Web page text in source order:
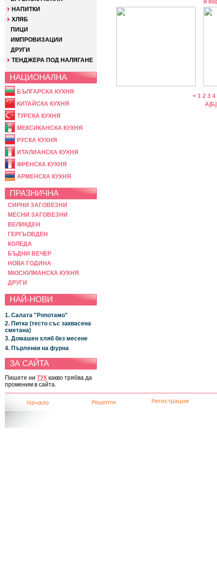
НАПИТКИ
ХЛЯБ
ПИЦИ
ИМПРОВИЗАЦИИ
ДРУГИ
ТЕНДЖЕРА ПОД НАЛЯГАНЕ
НАЦИОНАЛНА
БЪЛГАРСКА КУХНЯ
КИТАЙСКА КУХНЯ
ТУРСКА КУХНЯ
МЕКСИКАНСКА КУХНЯ
РУСКА КУХНЯ
ИТАЛИАНСКА КУХНЯ
ФРЕНСКА КУХНЯ
АРМЕНСКА КУХНЯ
ПРАЗНИЧНА
СИРНИ ЗАГОВЕЗНИ
МЕСНИ ЗАГОВЕЗНИ
ВЕЛИКДЕН
ГЕРГЬОВДЕН
КОЛЕДА
БЪДНИ ВЕЧЕР
НОВА ГОДИНА
МЮСЮЛМАНСКА КУХНЯ
ДРУГИ
НАЙ-НОВИ
1. Салата "Ропотамо"
2. Питка (тесто със заквасена
сметана)
3. Домашен хляб без месене
4. Пърленки на фурна
ЗА САЙТА
Пишете ни ТУК какво трябва да
променим в сайта.
и
< 1 2 3 4
А Б